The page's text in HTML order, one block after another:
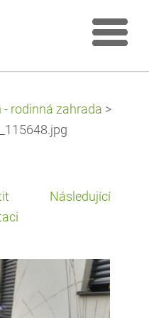
rodinná zahrada >
Následující